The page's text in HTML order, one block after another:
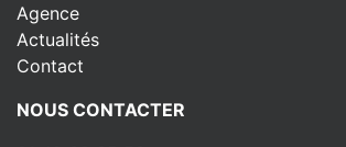
Agence
Actualités
Contact
NOUS CONTACTER